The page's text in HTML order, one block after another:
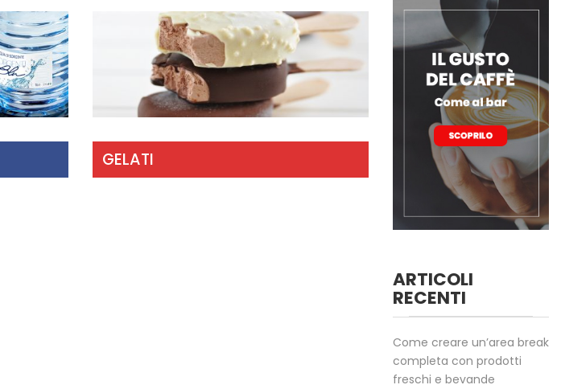
GELATI
ARTICOLI
RECENTI
Come creare un’area break
completa con prodotti
freschi e bevande